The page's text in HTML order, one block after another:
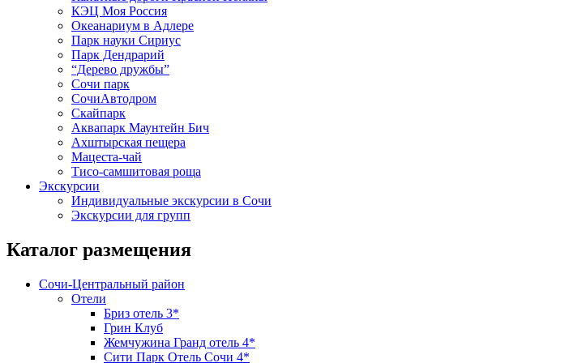
КЭЦ Моя Россия
Океанариум в Адлере
Парк науки Сириус
Парк Дендрарий
“Дерево дружбы”
Сочи парк
СочиАвтодром
Скайпарк
Аквапарк Маунтейн Бич
Ахштырская пещера
Мацеста-чай
Тисо-самшитовая роща
Экскурсии
Индивидуальные экскурсии в Сочи
Экскурсии для групп
Каталог размещения
Сочи-Центральный район
Отели
Бриз отель 3*
Грин Клуб
Жемчужина Гранд отель 4*
Сити Парк Отель Сочи 4*